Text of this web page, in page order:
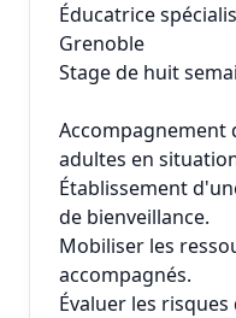
Éducatrice
Grenoble
Stage de huit
Accompagnement
adultes en
Établissement
de bienveillance.
Mobiliser les
accompagnés.
Évaluer les